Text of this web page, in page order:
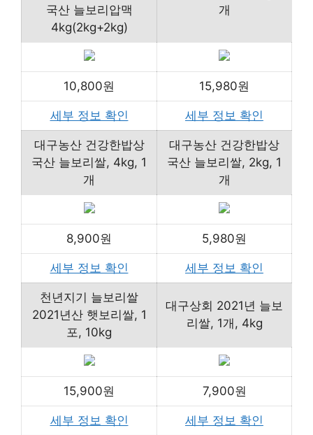
국산 늘보리압맥
4kg(2kg+2kg)
개
10,800원 15,980원
세부 정보 확인 세부 정보 확인
대구농산 건강한밥상
국산 늘보리쌀, 4kg, 1
개
대구농산 건강한밥상
국산 늘보리쌀, 2kg, 1
개
8,900원 5,980원
세부 정보 확인 세부 정보 확인
천년지기 늘보리쌀
2021년산 햇보리쌀, 1
포, 10kg
대구상회 2021년 늘보
리쌀, 1개, 4kg
15,900원 7,900원
세부 정보 확인 세부 정보 확인